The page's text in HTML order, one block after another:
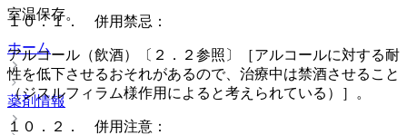
室温保存。
ホーム
薬剤情報
１０．１． 併用禁忌：
アルコール（飲酒）〔２．２参照〕［アルコールに対する耐
性を低下させるおそれがあるので、治療中は禁酒させること
（ジスルフィラム様作用によると考えられている）］。
１０．２． 併用注意：